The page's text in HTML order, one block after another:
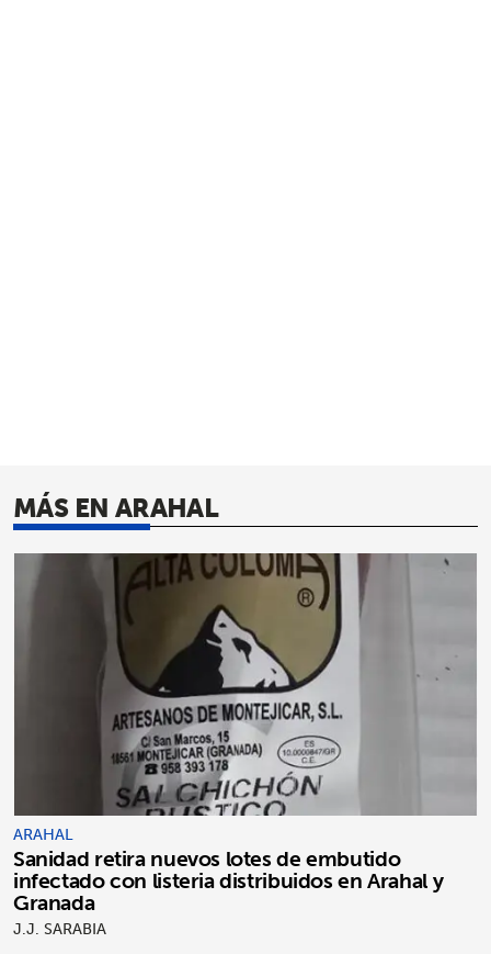
MÁS EN ARAHAL
ARAHAL
Sanidad retira nuevos lotes de embutido
infectado con listeria distribuidos en Arahal y
Granada
J.J. SARABIA